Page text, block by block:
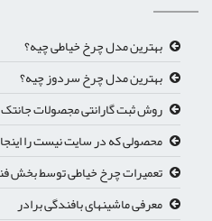
بهترین مدل چرخ خیاطی چیه؟
بهترین مدل چرخ سردوز چیه؟
روش ثبت گارانتی مجصولات جانتک
محصولی که در سایت نیست را
تعمیرات چرخ خیاطی توسط بخش
معرفی ماشینهای بافندگی برادر